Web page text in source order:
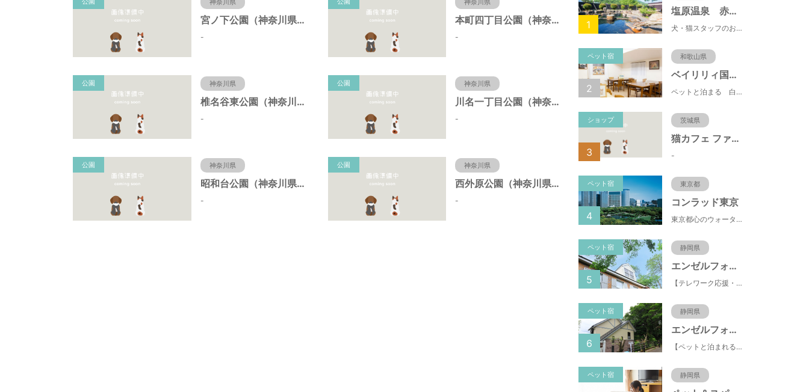
神奈川県
宮ノ下公園（神奈川県藤沢市）
-
神奈川県
本町四丁目公園（神奈川県藤沢市）
-
公園 神奈川県
椎名谷東公園（神奈川県藤沢市）
-
公園 神奈川県
川名一丁目公園（神奈川県藤沢市）
-
公園 神奈川県
昭和台公園（神奈川県藤沢市）
-
公園 神奈川県
西外原公園（神奈川県藤沢市）
-
塩原温泉 赤沢温泉旅館
犬・猫スタッフのおもてニャしが魅力のひとつ♪大自然に囲まれた隠れ家的宿で癒やしの休日を。
1
ペット宿 和歌山県
ベイリリィ国民宿舎しらゆり荘
ペットと泊まる 白浜温泉 ベイリリィ国民宿舎しらゆり荘
2
ショップ 茨城県
猫カフェ ファミリーズ
-
3
ペット宿 東京都
コンラッド東京
東京都心のウォーターフロントに位置し、都内全域へのアクセスへも便利なコンラッド東京は、銀座や新橋へ徒歩圏内、明治神宮や浅草、六本木などの観光・ショッピングエリアにもアクセス至便。また、東京駅まで10分、羽田空港まで25分、丸の内などの主要ビジネス街へのアクセスにも優れ、ビジネスにも最適のロケーションです。
4
ペット宿 静岡県
エンゼルフォレスト伊豆スカイライン
【テレワーク応援・ペットと泊まれる】ゴルフ場隣接のまるごと貸切別荘（自炊OK）
5
ペット宿 静岡県
エンゼルフォレスト伊豆高原(赤沢望洋台)
【ペットと泊まれる】源泉かけ流し温泉付の1棟貸切別荘（自炊OK）全別荘内装リフォーム済み♪
6
ペット宿 静岡県